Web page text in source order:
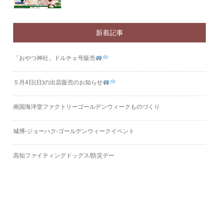
新着記事
「おやつ神社」ドルチェ号販売
５月4日(日)の出店販売のお知らせ
南国海洋堂ファクトリーゴールデンウィークものづくり
城博‐ジョーハク‐ゴールデンウィークイベント
高知ファイティングドッグス/防災デー